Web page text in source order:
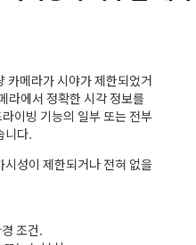
카메라가 시야가 제한되었거
라에서 정확한 시각 정보를
이빙 기능의 일부 또는 전부
니다.
시성이 제한되거나 전혀 없을
조건.